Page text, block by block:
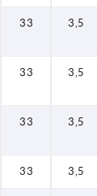
33 3,5
33 3,5
33 3,5
33 3,5